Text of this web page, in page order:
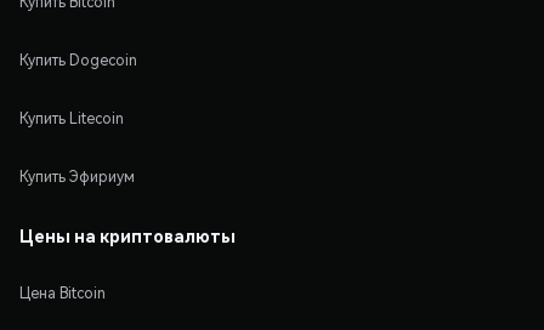
Купить Dogecoin
Купить Litecoin
Купить Эфириум
Цены на криптовалюты
Цена Bitcoin